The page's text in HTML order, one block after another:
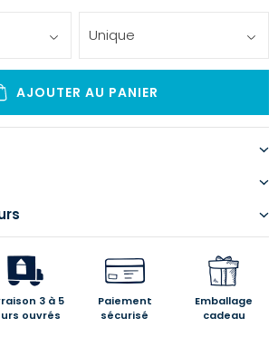
Unique
AJOUTER AU PANIER
3 à 5
ouvrés
Paiement
sécurisé
Emballage
cadeau